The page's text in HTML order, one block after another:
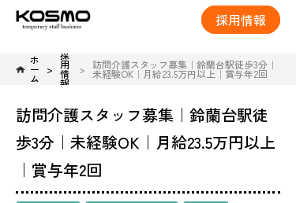
採用情報
ホ
ー
ム
採
用
情
報
訪問介護スタッフ募集｜鈴蘭台駅徒歩3分｜
未経験OK｜月給23.5万円以上｜賞与年2回
訪問介護スタッフ募集｜鈴蘭台駅徒
歩3分｜未経験OK｜月給23.5万円以上
｜賞与年2回